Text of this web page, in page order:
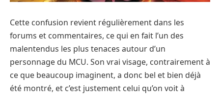
Cette confusion revient régulièrement dans les
forums et commentaires, ce qui en fait l’un des
malentendus les plus tenaces autour d’un
personnage du MCU. Son vrai visage, contrairement à
ce que beaucoup imaginent, a donc bel et bien déjà
été montré, et c’est justement celui qu’on voit à